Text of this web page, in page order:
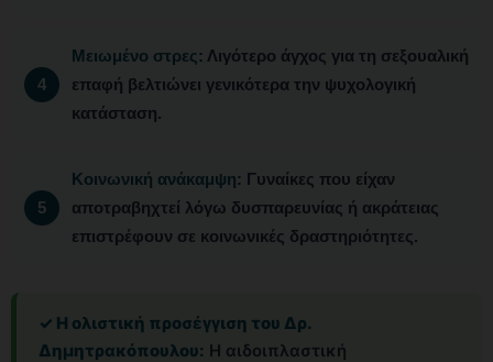
Μειωμένο στρες : Λιγότερο άγχος για τη σεξουαλική
επαφή βελτιώνει γενικότερα την ψυχολογική
κατάσταση.
Κοινωνική ανάκαμψη: Γυναίκες που είχαν
αποτραβηχτεί λόγω δυσπαρευνίας ή ακράτειας
επιστρέφουν σε κοινωνικές δραστηριότητες.
✓ Η ολιστική προσέγγιση του Δρ.
Δημητρακόπουλου: Η αιδοιπλαστική